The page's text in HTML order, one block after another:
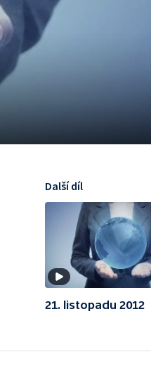
Další díl
21. listopadu 2012